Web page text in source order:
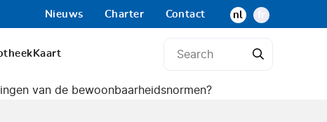
Nieuws Charter Contact nl
Kaart
van de bewoonbaarheidsnormen?